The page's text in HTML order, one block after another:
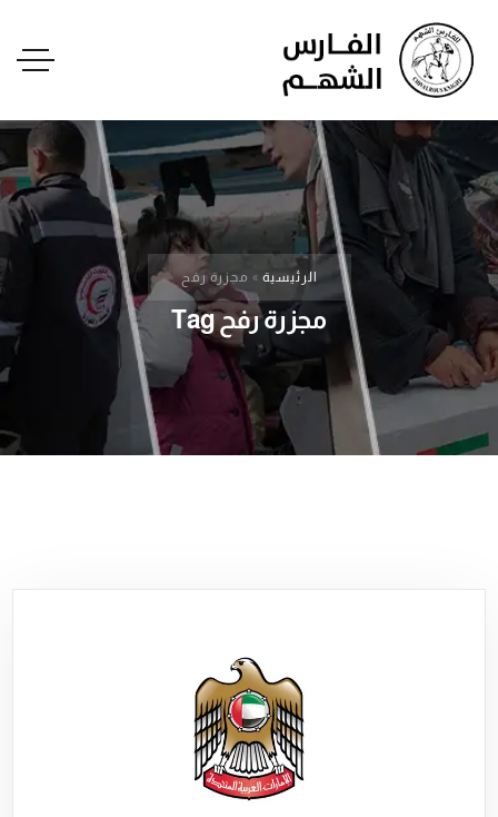
الرئيسية » مجزرة رفح
مجزرة رفح Tag